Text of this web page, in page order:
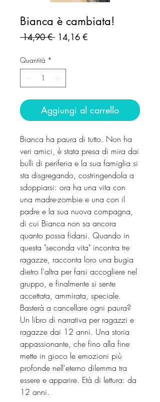
Bianca è cambiata!
14,90 € Prezzo
14,16 €Prezzo
Quantità *
Aggiungi al carrello
Bianca ha paura di tutto. Non ha
veri amici, è stata presa di mira dai
bulli di periferia e la sua famiglia si
sta disgregando, costringendola a
sdoppiarsi: ora ha una vita con
una madre-zombie e una con il
padre e la sua nuova compagna,
di cui Bianca non sa ancora
quanto possa fidarsi. Quando in
questa "seconda vita" incontra tre
ragazze, racconta loro una bugia
dietro l'altra per farsi accogliere nel
gruppo, e finalmente si sente
accettata, ammirata, speciale.
Basterà a cancellare ogni paura?
Un libro di narrativa per ragazzi e
ragazze dai 12 anni. Una storia
appassionante, che fino alla fine
mette in gioco le emozioni più
profonde nell'eterno dilemma tra
essere e apparire. Età di lettura: da
12 anni.